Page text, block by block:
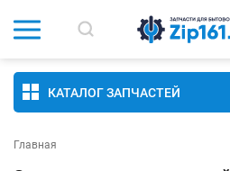
КАТАЛОГ ЗАПЧАСТЕЙ
Главная